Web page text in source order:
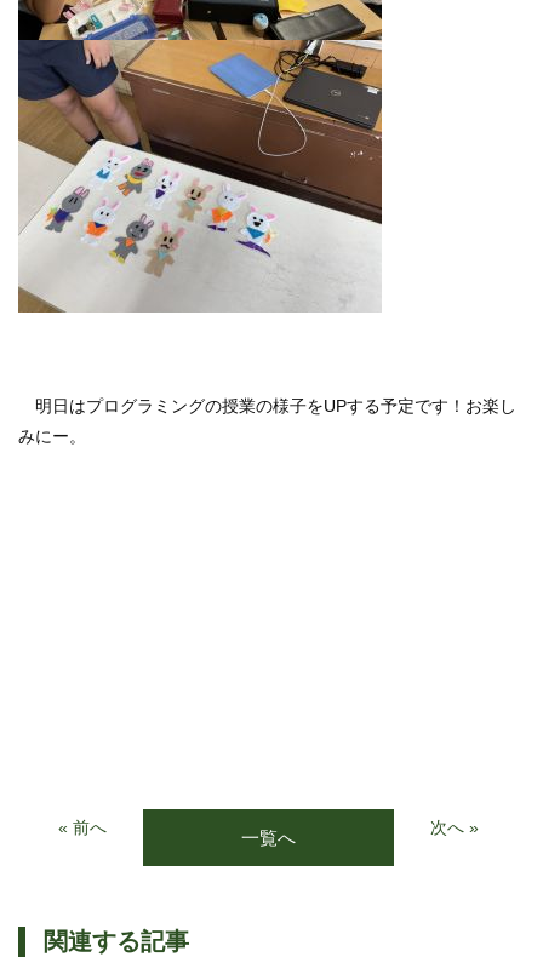
明日はプログラミングの授業の様子をUPする予定です！お楽し
みにー。
« 前へ 一覧へ 次へ »
関連する記事